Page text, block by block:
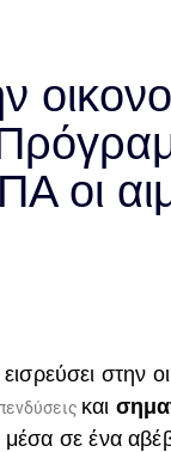
οι
στην
και
μέσα σε ένα